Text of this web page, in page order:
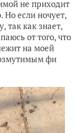
не приходит
Но если ночует,
так как знает,
от того, что
на моей
фи